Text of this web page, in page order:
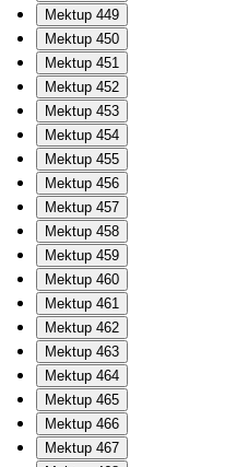
Mektup 449
Mektup 450
Mektup 451
Mektup 452
Mektup 453
Mektup 454
Mektup 455
Mektup 456
Mektup 457
Mektup 458
Mektup 459
Mektup 460
Mektup 461
Mektup 462
Mektup 463
Mektup 464
Mektup 465
Mektup 466
Mektup 467